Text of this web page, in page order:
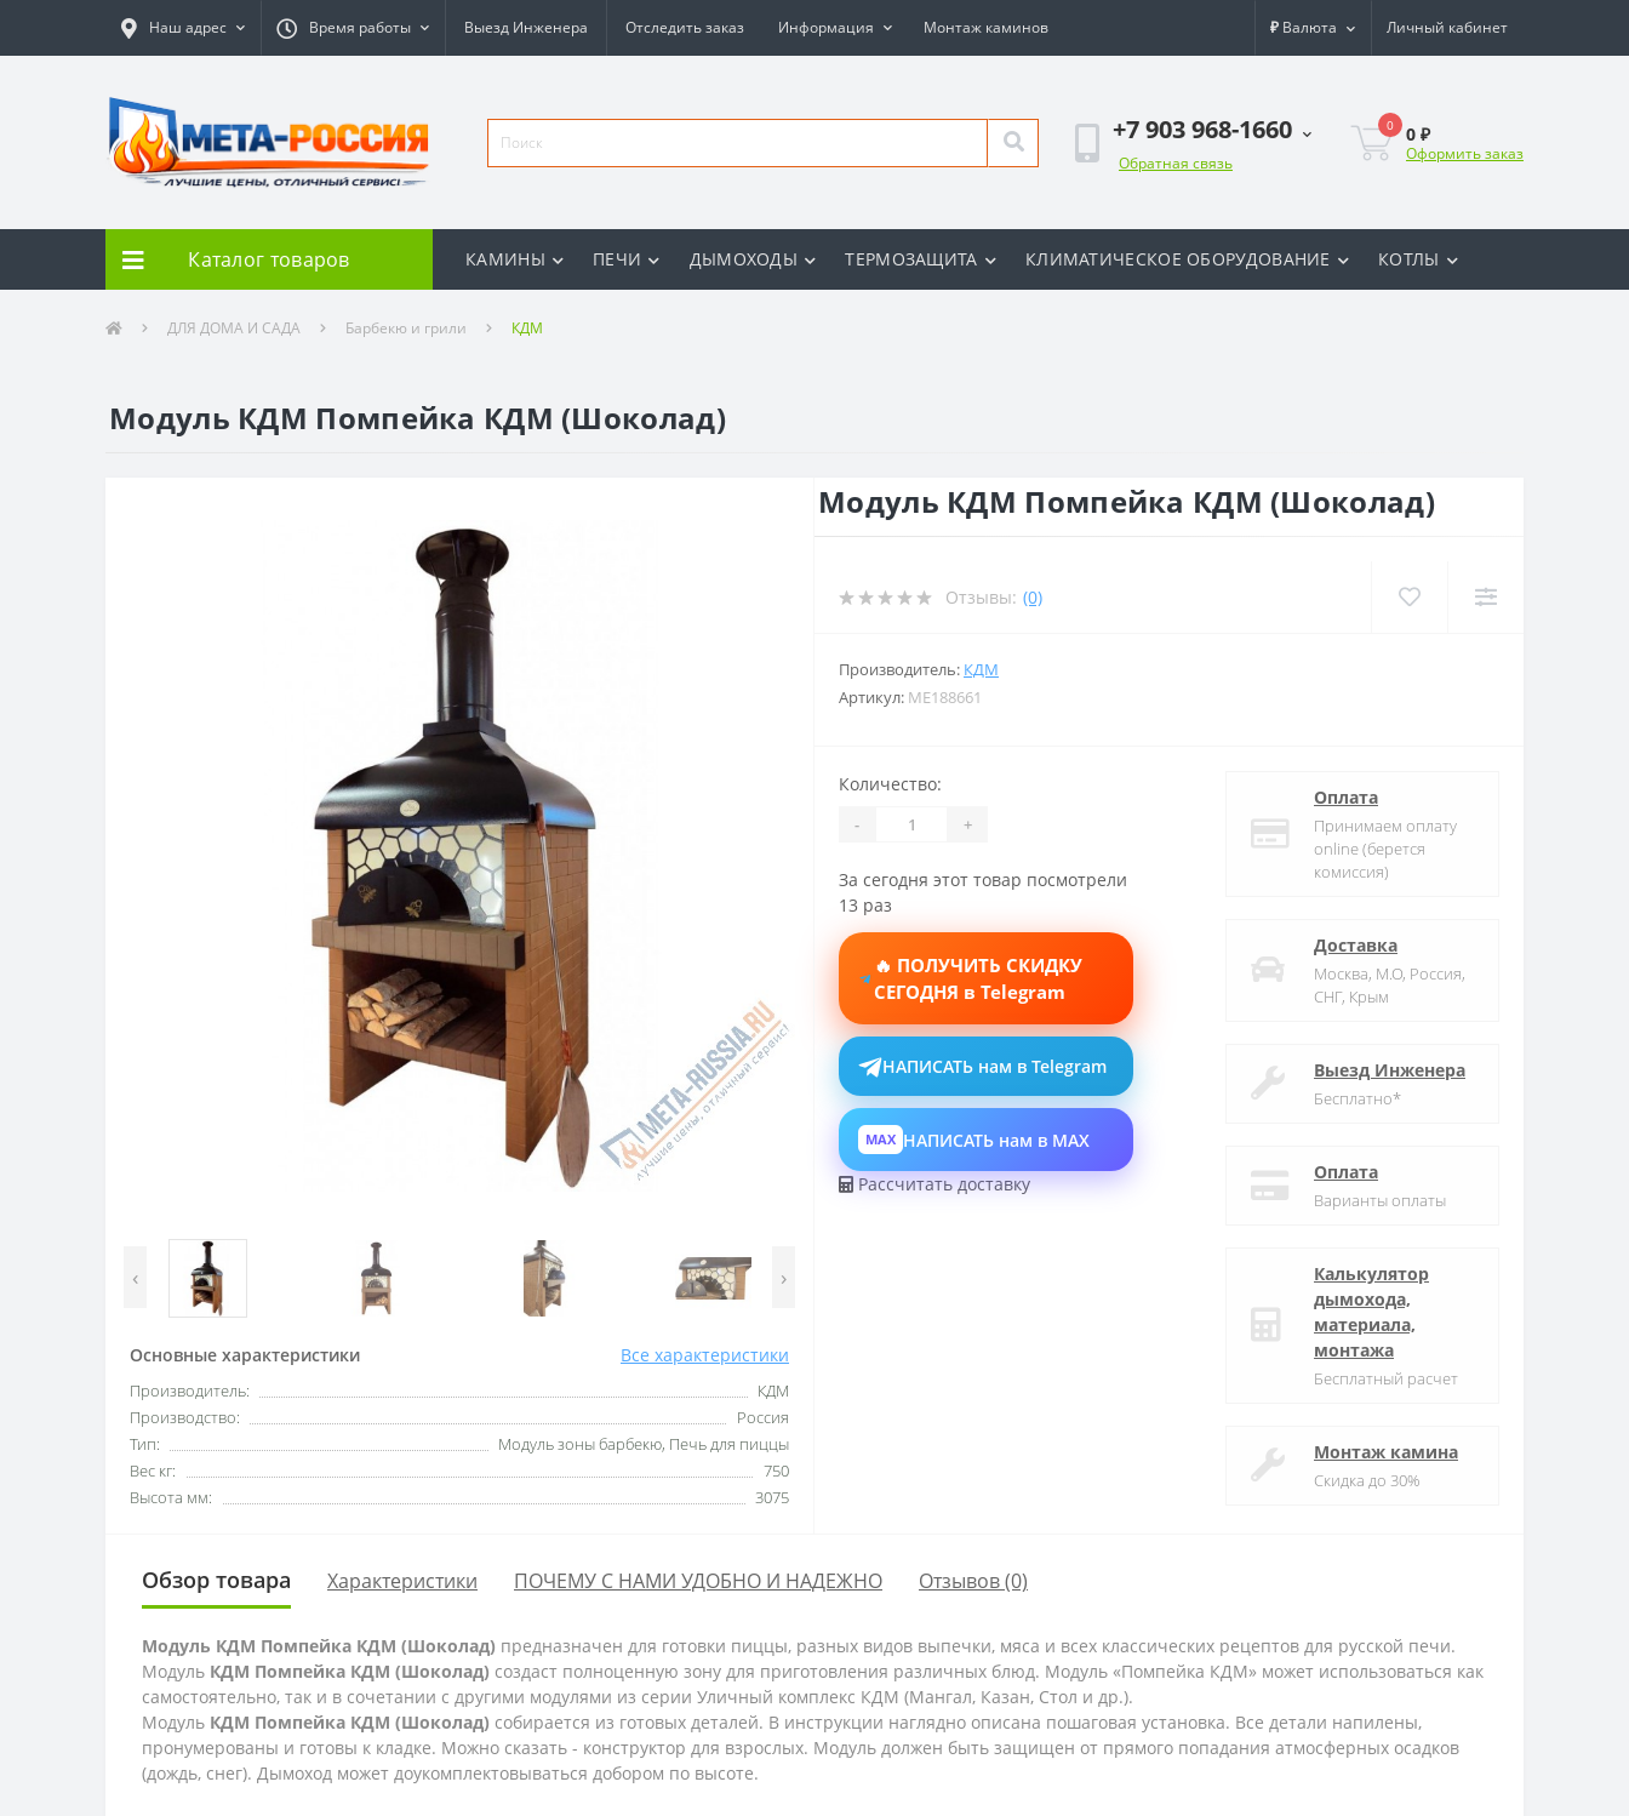
Наш адрес Время работы Выезд Инженера Отследить заказ Информация Монтаж каминов ₽ Валюта Личный кабинет
+7 903 968-1660
Обратная связь
0 0 ₽
Оформить заказ
Каталог товаров КАМИНЫ ПЕЧИ ДЫМОХОДЫ ТЕРМОЗАЩИТА КЛИМАТИЧЕСКОЕ ОБОРУДОВАНИЕ КОТЛЫ
ДЛЯ ДОМА И САДА Барбекю и грили КДМ
Модуль КДМ Помпейка КДМ (Шоколад)
‹ ›
Основные характеристики Все характеристики
Производитель:
КДМ
Производство:
Россия
Тип:
Модуль зоны барбекю, Печь для пиццы
Вес кг:
750
Высота мм:
3075
Модуль КДМ Помпейка КДМ (Шоколад)
Отзывы: (0)
Производитель: КДМ
Артикул: ME188661
Количество:
- +
За сегодня этот товар посмотрели
13 раз
🔥 ПОЛУЧИТЬ СКИДКУ
СЕГОДНЯ в Telegram
НАПИСАТЬ нам в Telegram
MAX НАПИСАТЬ нам в MAX
Рассчитать доставку
Оплата
Принимаем оплату
online (берется
комиссия)
Доставка
Москва, М.О, Россия,
СНГ, Крым
Выезд Инженера
Бесплатно*
Оплата
Варианты оплаты
Калькулятор
дымохода,
материала,
монтажа
Бесплатный расчет
Монтаж камина
Скидка до 30%
Обзор товара Характеристики ПОЧЕМУ С НАМИ УДОБНО И НАДЕЖНО Отзывов (0)
Модуль КДМ Помпейка КДМ (Шоколад) предназначен для готовки пиццы, разных видов выпечки, мяса и всех классических рецептов для русской печи.
Модуль КДМ Помпейка КДМ (Шоколад) создаст полноценную зону для приготовления различных блюд. Модуль «Помпейка КДМ» может использоваться как
самостоятельно, так и в сочетании с другими модулями из серии Уличный комплекс КДМ (Мангал, Казан, Стол и др.).
Модуль КДМ Помпейка КДМ (Шоколад) собирается из готовых деталей. В инструкции наглядно описана пошаговая установка. Все детали напилены,
пронумерованы и готовы к кладке. Можно сказать - конструктор для взрослых. Модуль должен быть защищен от прямого попадания атмосферных осадков
(дождь, снег). Дымоход может доукомплектовываться добором по высоте.